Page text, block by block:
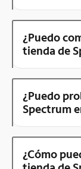
¿Puedo
tienda de
¿Puedo
Spectrum
¿Cómo